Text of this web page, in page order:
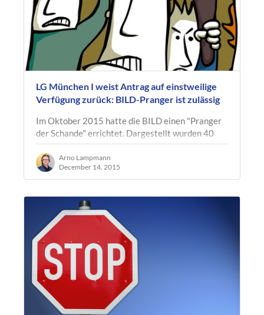
LG München I weist Antrag auf einstweilige
Verfügung zurück: BILD-Pranger ist zulässig
Im Oktober 2015 hatte die BILD einen "Pranger
der Schande" errichtet. Dargestellt wurden 40
Screenshots fremdenfeindlicher Hass-
Kommentare von Facebooknutzern mit deren…
Arno Lampmann
December 14, 2015